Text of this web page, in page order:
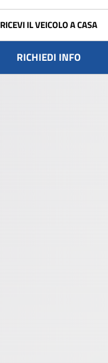
RICEVI IL VEICOLO A CASA
RICHIEDI INFO